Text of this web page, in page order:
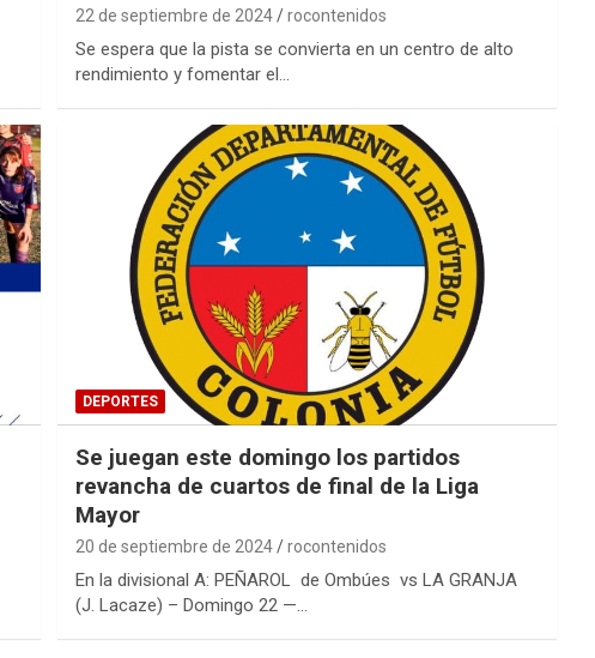
22 de septiembre de 2024 rocontenidos
Se espera que la pista se convierta en un centro de alto
rendimiento y fomentar el…
DEPORTES
Se juegan este domingo los partidos
revancha de cuartos de final de la Liga
Mayor
20 de septiembre de 2024 rocontenidos
En la divisional A: PEÑAROL de Ombúes vs LA GRANJA
(J. Lacaze) – Domingo 22 —…